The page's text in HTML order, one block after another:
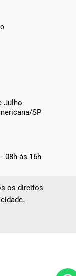
Julho
SP
08h às 16h
os direitos